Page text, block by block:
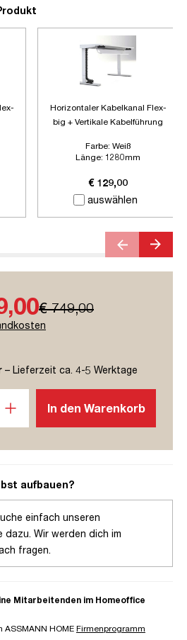
auswählen
Horizontaler Kabelkanal Flex-
big + Vertikale Kabelführung
Farbe: Weiß
Länge: 1280mm
Kabelführung
€ 129,00
€ 749,00
– Lieferzeit ca. 4-5 Werktage
In den Warenkorb
aufbauen?
einfach unseren
dazu. Wir werden dich im
fragen.
Mitarbeitenden im Homeoffice
ASSMANN HOMEFirmenprogramm